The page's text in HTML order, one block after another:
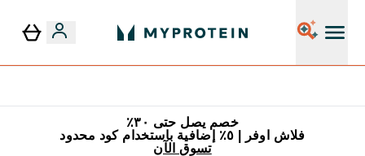
خصم يصل حتى ٣٠٪
فلاش اوفر | ٥٪ إضافية باستخدام كود محدود
تسوق الآن